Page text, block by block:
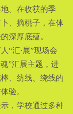
。在收获的季
、摘桃子，在体
深厚底蕴。
“汇·展”现场会
”汇展主题，进
、纺线、绕线的
验。
，学校通过多种